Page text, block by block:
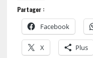
Partager :
Facebook
X Plus